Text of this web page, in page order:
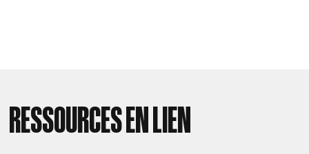
RESSOURCES EN LIEN
demandé....